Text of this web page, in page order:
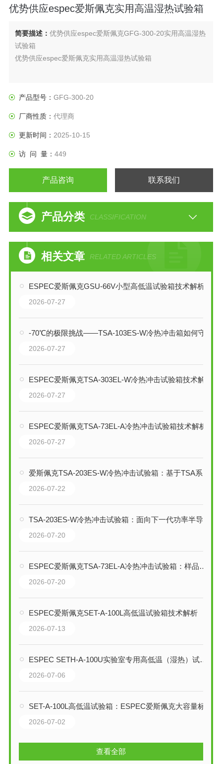
优势供应espec爱斯佩克实用高温湿热试验箱
简要描述： 优势供应espec爱斯佩克GFG-300-20实用高温湿热
试验箱
优势供应espec爱斯佩克实用高温湿热试验箱
产品型号： GFG-300-20
厂商性质： 代理商
更新时间： 2025-10-15
访 问 量： 449
产品咨询 联系我们
产品分类 CLASSIFICATION
相关文章 RELATED ARTICLES
ESPEC爱斯佩克GSU-66V小型高低温试验箱技术解析
2026-07-27
-70℃的极限挑战——TSA-103ES-W冷热冲击箱如何守护电子元器件可靠性
2026-07-27
ESPEC爱斯佩克TSA-303EL-W冷热冲击试验箱技术解析
2026-07-27
ESPEC爱斯佩克TSA-73EL-A冷热冲击试验箱技术解析
2026-07-27
爱斯佩克TSA-203ES-W冷热冲击试验箱：基于TSA系列的技术综述
2026-07-22
TSA-203ES-W冷热冲击试验箱：面向下一代功率半导体的300℃高温冲击测试平台
2026-07-20
ESPEC爱斯佩克TSA-73EL-A冷热冲击试验箱：样品静止型温度冲击测试平台
2026-07-20
ESPEC爱斯佩克SET-A-100L高低温试验箱技术解析
2026-07-13
ESPEC SETH-A-100U实验室专用高低温（湿热）试验箱技术解析
2026-07-06
SET-A-100L高低温试验箱：ESPEC爱斯佩克大容量标准型环境试验解决方案
2026-07-02
查看全部